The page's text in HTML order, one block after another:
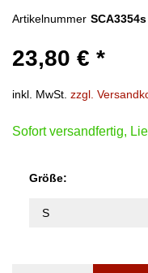
Artikelnummer SCA3354s
23,80 € *
inkl. MwSt. zzgl.
Sofort versandfertig,
Größe: